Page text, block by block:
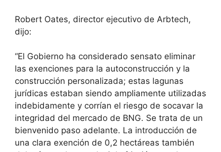
Robert Oates, director ejecutivo de Arbtech,
dijo:
“El Gobierno ha considerado sensato eliminar
las exenciones para la autoconstrucción y la
construcción personalizada; estas lagunas
jurídicas estaban siendo ampliamente utilizadas
indebidamente y corrían el riesgo de socavar la
integridad del mercado de BNG. Se trata de un
bienvenido paso adelante. La introducción de
una clara exención de 0,2 hectáreas también